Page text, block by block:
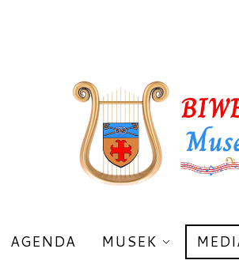
AGENDA MUSEK